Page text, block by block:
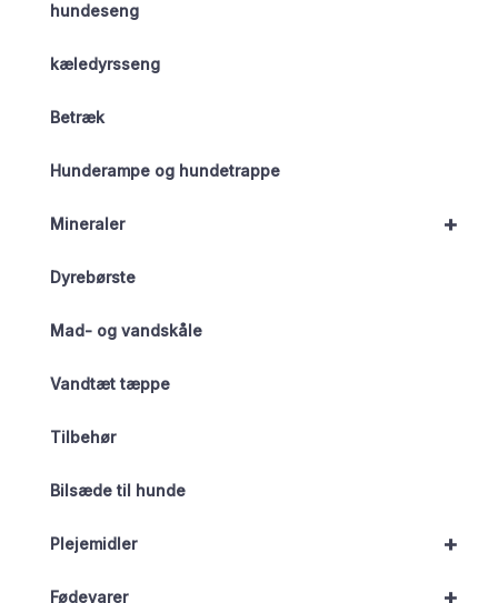
hundeseng
kæledyrsseng
Betræk
Hunderampe og hundetrappe
+
Mineraler
Dyrebørste
Mad- og vandskåle
Vandtæt tæppe
Tilbehør
Bilsæde til hunde
+
Plejemidler
Fødevarer